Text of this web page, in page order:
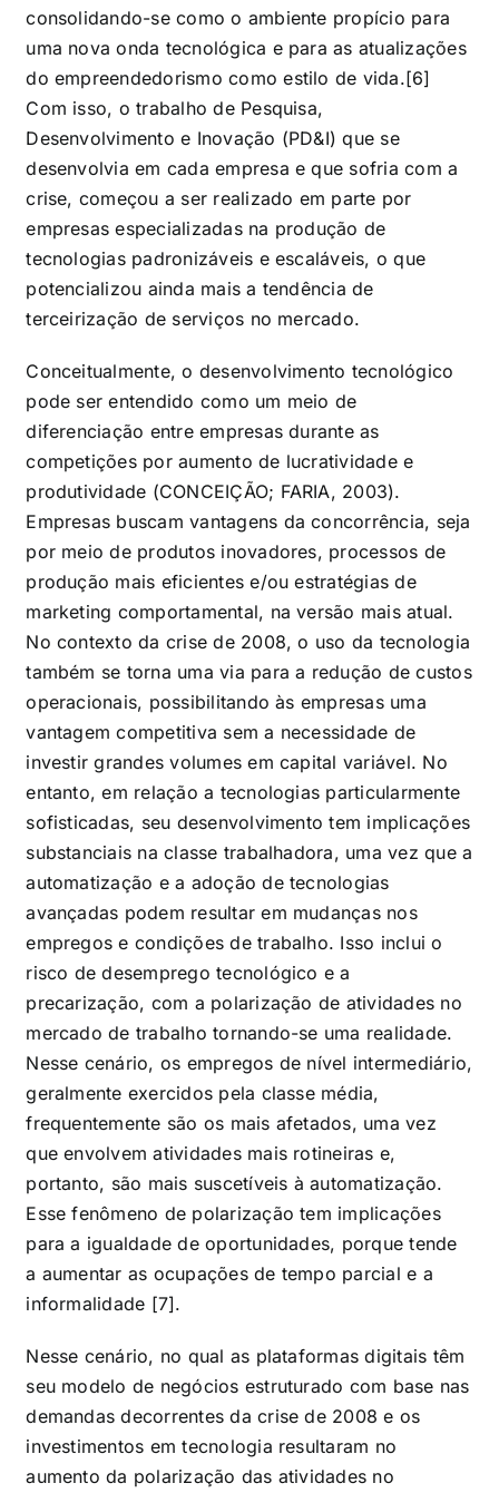
consolidando-se como o ambiente propício para
uma nova onda tecnológica e para as atualizações
do empreendedorismo como estilo de vida.[6]
Com isso, o trabalho de Pesquisa,
Desenvolvimento e Inovação (PD&I) que se
desenvolvia em cada empresa e que sofria com a
crise, começou a ser realizado em parte por
empresas especializadas na produção de
tecnologias padronizáveis e escaláveis, o que
potencializou ainda mais a tendência de
terceirização de serviços no mercado.
Conceitualmente, o desenvolvimento tecnológico
pode ser entendido como um meio de
diferenciação entre empresas durante as
competições por aumento de lucratividade e
produtividade (CONCEIÇÃO; FARIA, 2003).
Empresas buscam vantagens da concorrência, seja
por meio de produtos inovadores, processos de
produção mais eficientes e/ou estratégias de
marketing comportamental, na versão mais atual.
No contexto da crise de 2008, o uso da tecnologia
também se torna uma via para a redução de custos
operacionais, possibilitando às empresas uma
vantagem competitiva sem a necessidade de
investir grandes volumes em capital variável. No
entanto, em relação a tecnologias particularmente
sofisticadas, seu desenvolvimento tem implicações
substanciais na classe trabalhadora, uma vez que a
automatização e a adoção de tecnologias
avançadas podem resultar em mudanças nos
empregos e condições de trabalho. Isso inclui o
risco de desemprego tecnológico e a
precarização, com a polarização de atividades no
mercado de trabalho tornando-se uma realidade.
Nesse cenário, os empregos de nível intermediário,
geralmente exercidos pela classe média,
frequentemente são os mais afetados, uma vez
que envolvem atividades mais rotineiras e,
portanto, são mais suscetíveis à automatização.
Esse fenômeno de polarização tem implicações
para a igualdade de oportunidades, porque tende
a aumentar as ocupações de tempo parcial e a
informalidade [7].
Nesse cenário, no qual as plataformas digitais têm
seu modelo de negócios estruturado com base nas
demandas decorrentes da crise de 2008 e os
investimentos em tecnologia resultaram no
aumento da polarização das atividades no